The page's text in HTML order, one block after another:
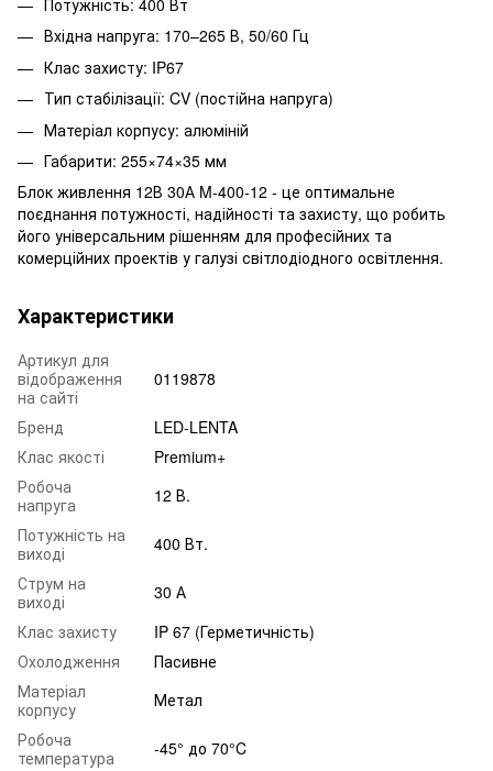
Потужність: 400 Вт
Вхідна напруга: 170–265 В, 50/60 Гц
Клас захисту: IP67
Тип стабілізації: CV (постійна напруга)
Матеріал корпусу: алюміній
Габарити: 255×74×35 мм
Блок живлення 12В 30А M-400-12 - це оптимальне
поєднання потужності, надійності та захисту, що робить
його універсальним рішенням для професійних та
комерційних проектів у галузі світлодіодного освітлення.
Характеристики
Артикул для
відображення
на сайті
0119878
Бренд
LED-LENTA
Клас якості
Premium+
Робоча
напруга
12 В.
Потужність на
виході
400 Вт.
Струм на
виході
30 А
Клас захисту
IP 67 (Герметичність)
Охолодження
Пасивне
Матеріал
корпусу
Метал
Робоча
температура
-45° до 70°C